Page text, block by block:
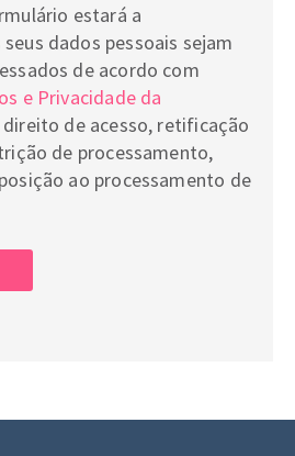
estará a
dados pessoais sejam
de acordo com
e Privacidade da
direito de acesso, retificação
de processamento,
ao processamento de